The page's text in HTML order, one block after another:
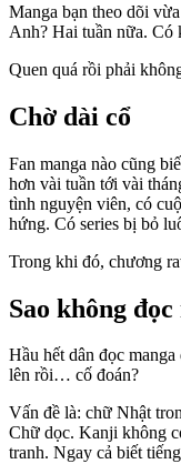
Manga bạn theo dõi vừa ra chương mới bên Nhật. Bản dịch tiếng
Anh? Hai tuần nữa. Có
Quen quá rồi phải
Chờ dài cổ
Fan manga nào cũng
hơn vài tuần tới vài
tình nguyện viên, có
hứng. Có series bị bỏ
Trong khi đó, chương
Sao không
Hầu hết dân đọc
lên rồi… cố đoán?
Vấn đề là: chữ Nhật
Chữ dọc. Kanji không
tranh. Ngay cả biết